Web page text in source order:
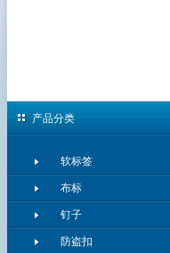
产品分类
软标签
布标
钉子
防盗扣